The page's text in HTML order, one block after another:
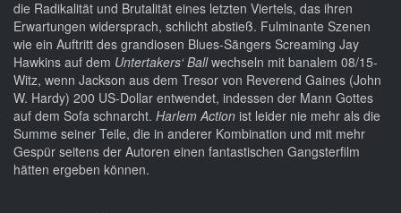
die Radikalität und Brutalität eines letzten Viertels, das ihren
Erwartungen widersprach, schlicht abstieß. Fulminante Szenen
wie ein Auftritt des grandiosen Blues-Sängers Screaming Jay
Hawkins auf dem Untertakers‘ Ballwechseln mit banalem 08/15-
Witz, wenn Jackson aus dem Tresor von Reverend Gaines (John
W. Hardy) 200 US-Dollar entwendet, indessen der Mann Gottes
auf dem Sofa schnarcht. Harlem Action ist leider nie mehr als die
Summe seiner Teile, die in anderer Kombination und mit mehr
Gespür seitens der Autoren einen fantastischen Gangsterfilm
hätten ergeben können.